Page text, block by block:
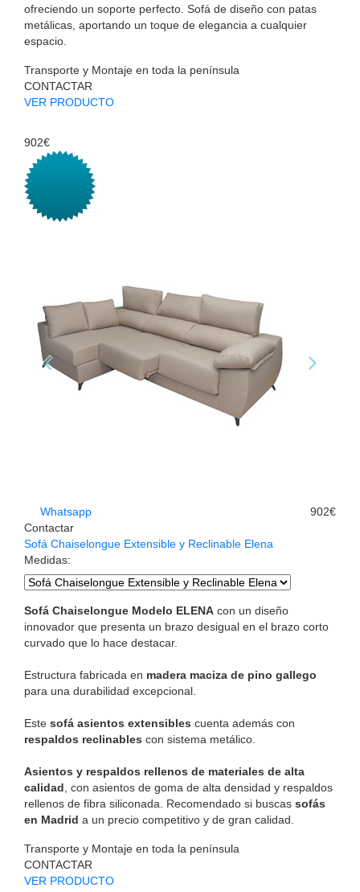
ofreciendo un soporte perfecto. Sofá de diseño con patas
metálicas, aportando un toque de elegancia a cualquier
espacio.
Transporte y Montaje en toda la península
CONTACTAR
VER PRODUCTO
902€
Whatsapp
Contactar
902€
Sofá Chaiselongue Extensible y Reclinable Elena
Medidas:
Sofá Chaiselongue Modelo ELENA con un diseño
innovador que presenta un brazo desigual en el brazo corto
curvado que lo hace destacar.
Estructura fabricada en madera maciza de pino gallego
para una durabilidad excepcional.
Este sofá asientos extensibles cuenta además con
respaldos reclinables con sistema metálico.
Asientos y respaldos rellenos de materiales de alta
calidad , con asientos de goma de alta densidad y respaldos
rellenos de fibra siliconada. Recomendado si buscas sofás
en Madrid a un precio competitivo y de gran calidad.
Transporte y Montaje en toda la península
CONTACTAR
VER PRODUCTO